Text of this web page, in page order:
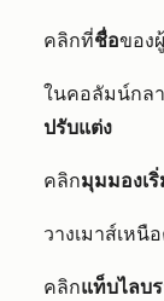
คลิกที่ชื่อของ
ในคอลัมน์กล
ปรับแต่ง
คลิกมุมมองเ
วางเมาส์เห
คลิกแท็บไลบ